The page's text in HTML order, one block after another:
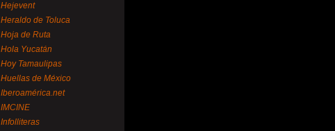
Hejevent
Heraldo de Toluca
Hoja de Ruta
Hola Yucatán
Hoy Tamaulipas
Huellas de México
Iberoamérica.net
IMCINE
Infolliteras